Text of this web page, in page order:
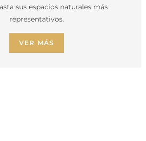
sus espacios naturales más
representativos.
VER MÁS